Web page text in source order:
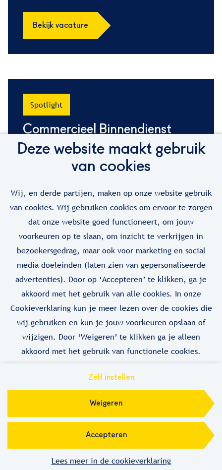
Deze website maakt gebruik
van cookies
Wij, en derde partijen, maken op onze website gebruik
van cookies. Wij gebruiken cookies om ervoor te zorgen
dat onze website goed functioneert, om jouw
voorkeuren op te slaan, om inzicht te verkrijgen in
bezoekersgedrag, maar ook voor marketing en social
media doeleinden (laten zien van gepersonaliseerde
advertenties). Door op ‘Accepteren’ te klikken, ga je
akkoord met het gebruik van alle cookies. In onze
Cookieverklaring kun je meer lezen over de cookies die
wij gebruiken en kun je jouw voorkeuren opslaan of
wijzigen. Door ‘Weigeren’ te klikken ga je alleen
akkoord met het gebruik van functionele cookies.
Zelf instellen
Weigeren
Accepteren
Lees meer in de cookieverklaring
Bekijk vacature
Spotlight
Commercieel Binnendienst
Medewerker
Minimaal 32 uur
Joure
Privacy Cookies
Rubix